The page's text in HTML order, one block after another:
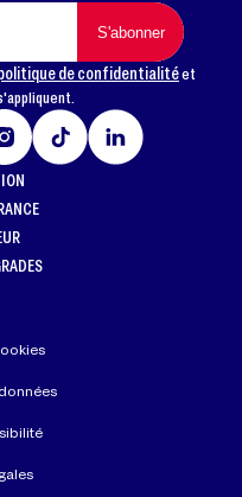
de confidentialitéet